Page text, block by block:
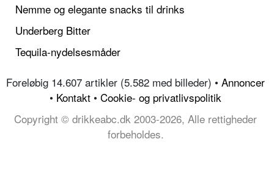
Nemme og elegante snacks til drinks
Underberg Bitter
Tequila-nydelsesmåder
Foreløbig 14.607 artikler (5.582 med billeder) • Annoncer
• Kontakt • Cookie- og privatlivspolitik
Copyright © drikkeabc.dk 2003-2026, Alle rettigheder
forbeholdes.